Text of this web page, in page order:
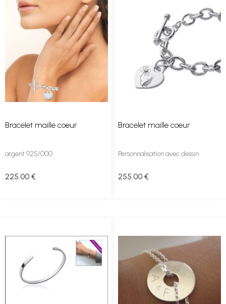
Bracelet maille coeur
argent 925/000
225 .00 €
Bracelet maille coeur
Personnalisation avec dessin
255 .00 €